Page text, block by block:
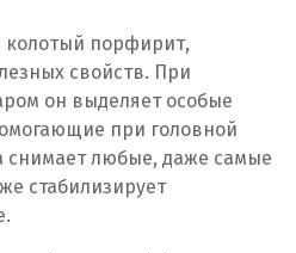
колотый порфирит,
свойств. При
он выделяет особые
при головной
снимает любые, даже самые
стабилизирует